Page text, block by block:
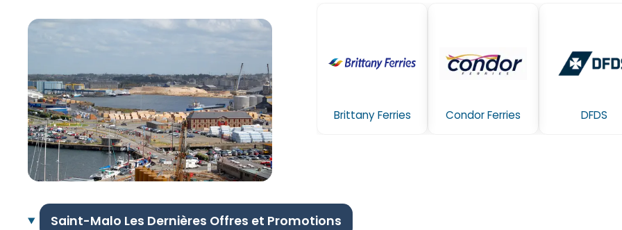
Brittany Ferries Condor Ferries DFDS
Saint-Malo Les Dernières Offres et Promotions